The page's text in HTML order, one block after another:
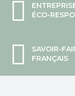
ÉCO-
SAVOIR-
FRANÇAIS